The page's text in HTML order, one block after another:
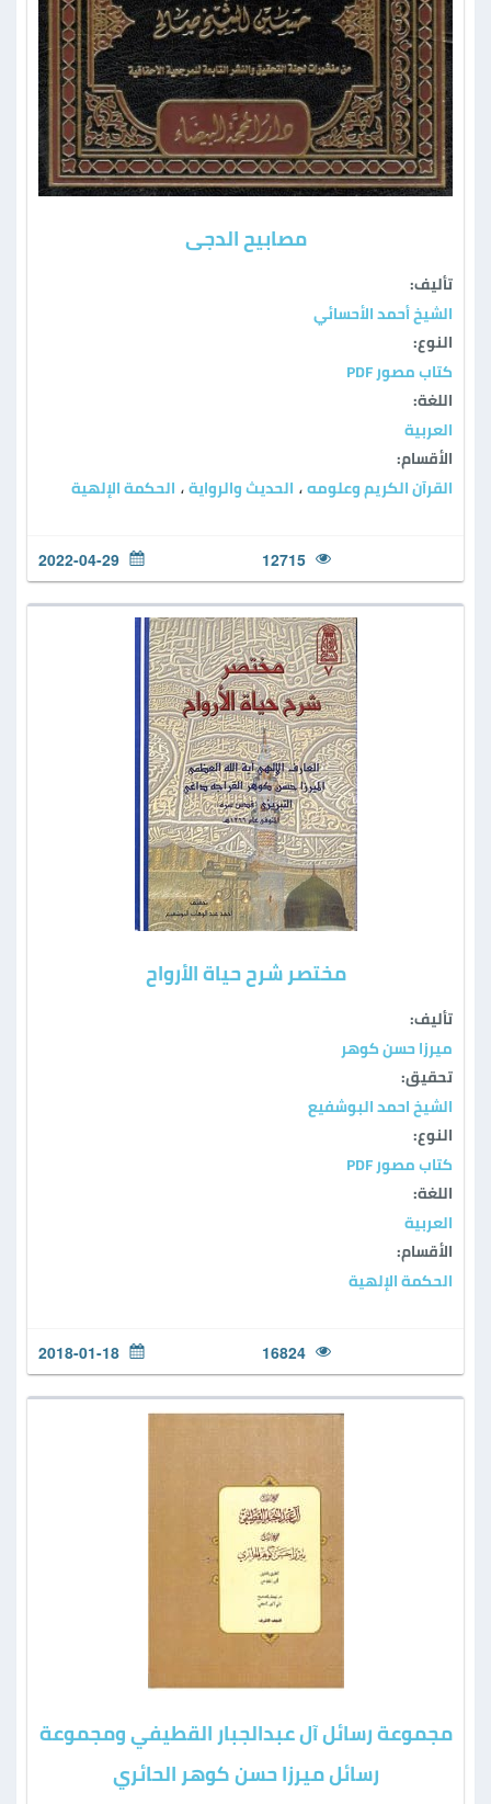
مصابيح الدجى
تأليف:
الشيخ أحمد الأحسائي
النوع:
كتاب مصور PDF
اللغة:
العربية
الأقسام:
القرآن الكريم وعلومه ، الحديث والرواية ، الحكمة الإلهية
12715
2022-04-29
مختصر شرح حياة الأرواح
تأليف:
ميرزا حسن كوهر
تحقيق:
الشيخ احمد البوشفيع
النوع:
كتاب مصور PDF
اللغة:
العربية
الأقسام:
الحكمة الإلهية
16824
2018-01-18
مجموعة رسائل آل عبدالجبار القطيفي ومجموعة
رسائل ميرزا حسن كوهر الحائري